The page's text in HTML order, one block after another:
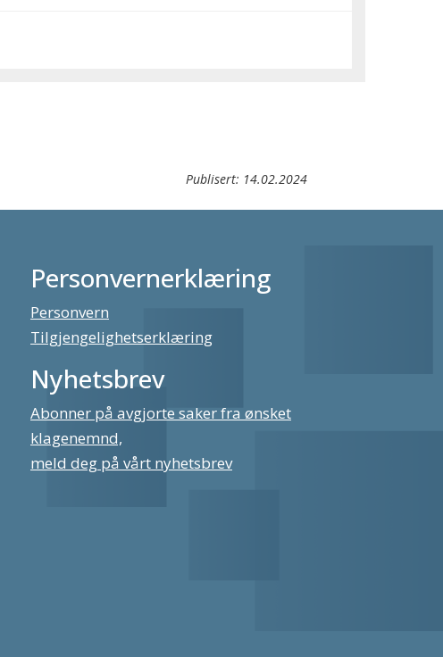
Publisert: 14.02.2024
Personvernerklæring
Personvern
Tilgjengelighetserklæring
Nyhetsbrev
Abonner på avgjorte saker fra ønsket
klagenemnd,
meld deg på vårt nyhetsbrev